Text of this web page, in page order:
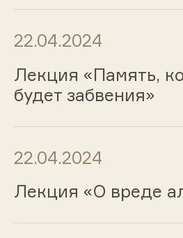
22.04.2024
Лекция «Память,
будет забвения»
22.04.2024
Лекция «О вреде